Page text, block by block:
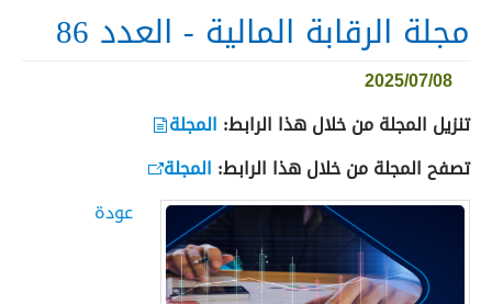
مجلة الرقابة المالية - العدد 86
2025/07/08
تنزيل المجلة من خلال هذا الرابط: المجلة
تصفح المجلة من خلال هذا الرابط: المجلة
عودة